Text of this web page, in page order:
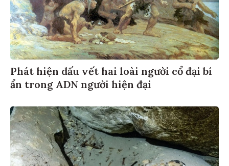
Phát hiện dấu vết hai loài người cổ đại bí
ẩn trong ADN người hiện đại